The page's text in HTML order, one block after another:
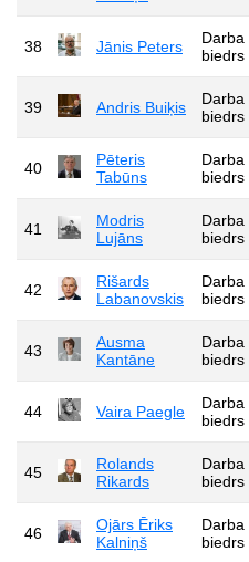
38 Jānis Peters
Darba
biedrs
39 Andris Buiķis
Darba
biedrs
40
Pēteris
Tabūns
Darba
biedrs
41
Modris
Lujāns
Darba
biedrs
42
Rišards
Labanovskis
Darba
biedrs
43
Ausma
Kantāne
Darba
biedrs
44 Vaira Paegle
Darba
biedrs
45
Rolands
Rikards
Darba
biedrs
46
Ojārs Ēriks
Kalniņš
Darba
biedrs